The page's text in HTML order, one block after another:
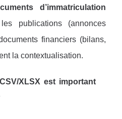
d’immatriculation
publications (annonces
financiers (bilans,
la contextualisation.
XLSX est important